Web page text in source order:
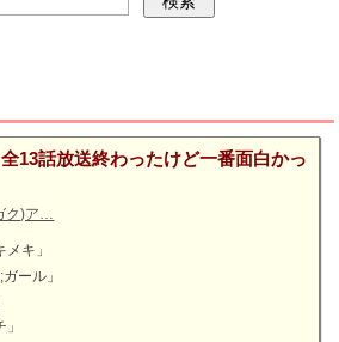
13話放送終わったけど一番面白かっ
ク)ア…
キ」
ール」